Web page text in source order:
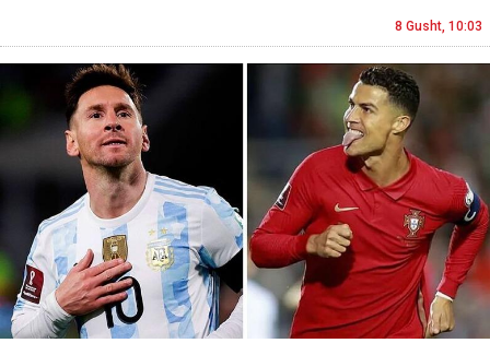
8 Gusht, 10:03